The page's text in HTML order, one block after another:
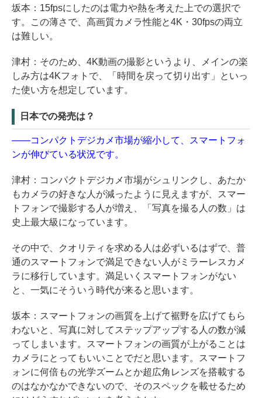
坂本：15fpsにしたのは電力や熱を考えた上での選択で
す。この薄さで、高画質カメラ性能と4K・30fpsの両立
は難しい。
津村：そのため、4K動画の撮影というより、メインの楽
しみ方は4Kフォトで、「時間を戻って切り出す」といっ
た使い方を想定しています。
日本での発売は？
――コンパクトデジカメ市場が縮小して、スマートフォ
ンが伸びている状況です。
津村：コンパクトデジカメ市場がシュリンクし、あたか
もカメラの好きな人が減ったように見えますが、スマー
トフォンで撮影する人が増え、「写真を撮る人の数」は
史上最大級になっています。
その中で、クオリティを求める人は必ずいるはずで、普
通のスマートフォンで満足できない人がミラーレスカメ
ラに移行しています。満足いくスマートフォンがない
と、一気にそういう時代が来ると思います。
坂本：スマートフォンの画質を上げて裾野を広げてもら
わないと、写真に対してステップアップする人の数が減
ってしまいます。スマートフォンの画質が上がることは
カメラにとってもいいことでだと思います。スマートフ
ォンに何倍もの光学ズームとか超広角レンズを搭載する
のはなかなかできないので、そのスペックを載せるため